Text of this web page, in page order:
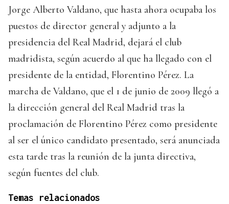
Jorge Alberto Valdano, que hasta ahora ocupaba los
puestos de director general y adjunto a la
presidencia del Real Madrid, dejará el club
madridista, según acuerdo al que ha llegado con el
presidente de la entidad, Florentino Pérez. La
marcha de Valdano, que el 1 de junio de 2009 llegó a
la dirección general del Real Madrid tras la
proclamación de Florentino Pérez como presidente
al ser el único candidato presentado, será anunciada
esta tarde tras la reunión de la junta directiva,
según fuentes del club.
Temas relacionados